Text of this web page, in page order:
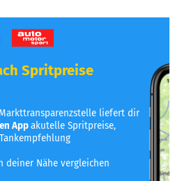
Spritpreise
liefert dir
Appakutelle Spritpreise,
deiner Nähe vergleichen